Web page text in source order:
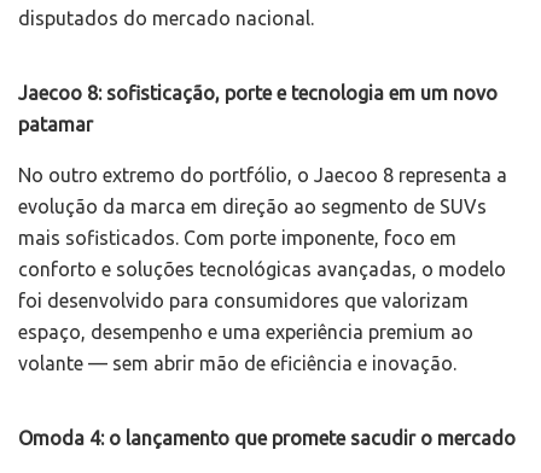
disputados do mercado nacional.
Jaecoo 8: sofisticação, porte e tecnologia em um novo
patamar
No outro extremo do portfólio, o Jaecoo 8 representa a
evolução da marca em direção ao segmento de SUVs
mais sofisticados. Com porte imponente, foco em
conforto e soluções tecnológicas avançadas, o modelo
foi desenvolvido para consumidores que valorizam
espaço, desempenho e uma experiência premium ao
volante — sem abrir mão de eficiência e inovação.
Omoda 4: o lançamento que promete sacudir o mercado